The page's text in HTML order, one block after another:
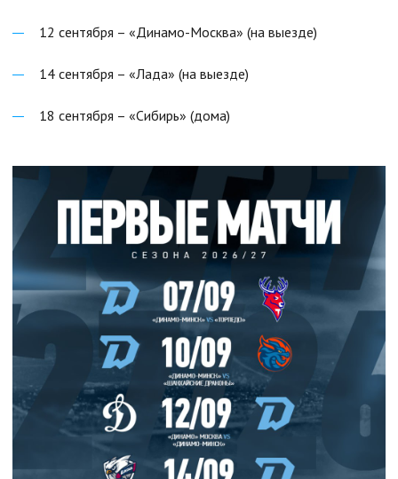
12 сентября – «Динамо-Москва» (на выезде)
14 сентября – «Лада» (на выезде)
18 сентября – «Сибирь» (дома)